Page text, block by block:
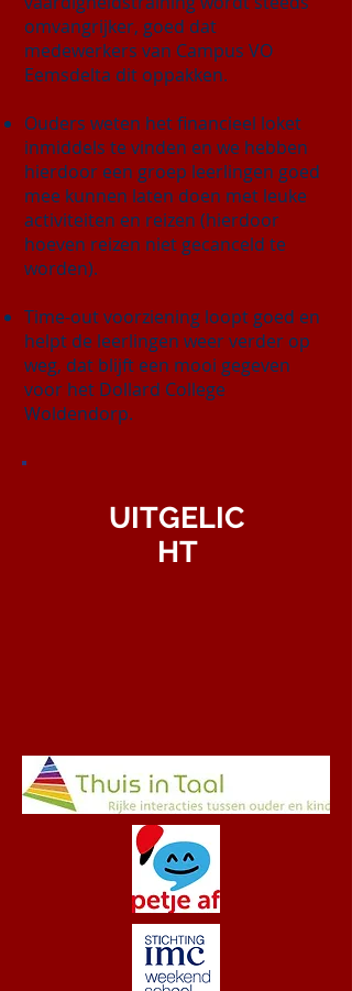
omvangrijker, goed dat
medewerkers van Campus VO
Eemsdelta dit oppakken.
Ouders weten het financieel loket
inmiddels te vinden en we hebben
hierdoor een groep leerlingen goed
mee kunnen laten doen met leuke
activiteiten en reizen (hierdoor
hoeven reizen niet gecanceld te
worden).
Time-out voorziening loopt goed en
helpt de leerlingen weer verder op
weg, dat blijft een mooi gegeven
voor het Dollard College
Woldendorp.
UITGELIC
HT